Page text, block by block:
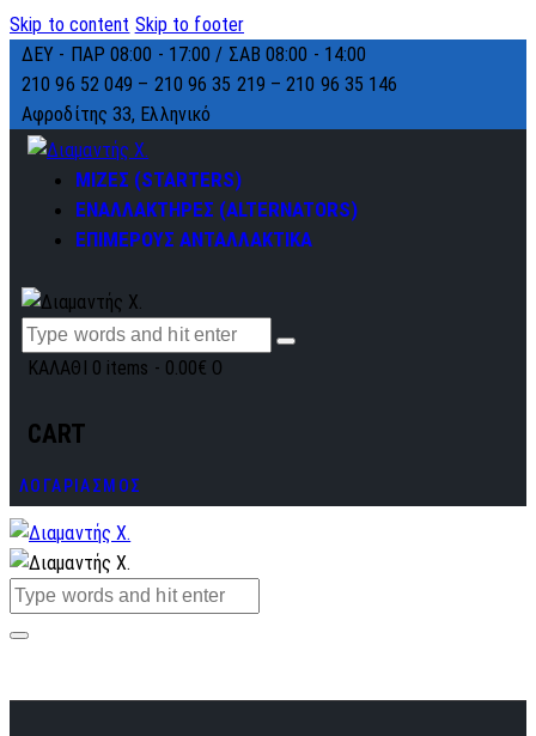
Skip to content Skip to footer
ΔΕΥ - ΠΑΡ 08:00 - 17:00 / ΣΑΒ 08:00 - 14:00
210 96 52 049 – 210 96 35 219 –210 96 35 146
Αφροδίτης 33, Ελληνικό
ΜΙΖΕΣ (STARTERS)
ΕΝΑΛΛΑΚΤΗΡΕΣ (ALTERNATORS)
ΕΠΙΜΕΡΟΥΣ ΑΝΤΑΛΛΑΚΤΙΚΑ
ΚΑΛΑΘΙ 0 items - 0.00€ 0
CART
ΛΟΓΑΡΙΑΣΜΟΣ